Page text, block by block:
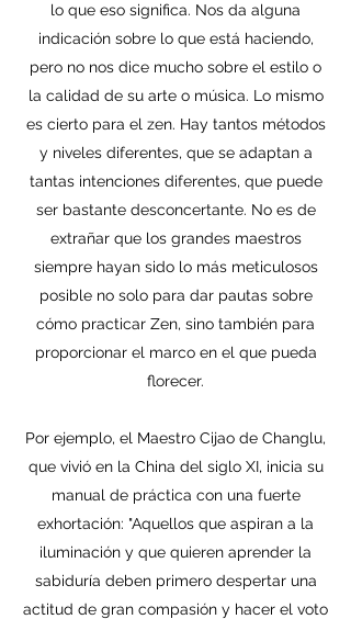
lo que eso significa. Nos da alguna
indicación sobre lo que está haciendo,
pero no nos dice mucho sobre el estilo o
la calidad de su arte o música. Lo mismo
es cierto para el zen. Hay tantos métodos
y niveles diferentes, que se adaptan a
tantas intenciones diferentes, que puede
ser bastante desconcertante. No es de
extrañar que los grandes maestros
siempre hayan sido lo más meticulosos
posible no solo para dar pautas sobre
cómo practicar Zen, sino también para
proporcionar el marco en el que pueda
florecer.
Por ejemplo, el Maestro Cijao de Changlu,
que vivió en la China del siglo XI, inicia su
manual de práctica con una fuerte
exhortación: "Aquellos que aspiran a la
iluminación y que quieren aprender la
sabiduría deben primero despertar una
actitud de gran compasión y hacer el voto